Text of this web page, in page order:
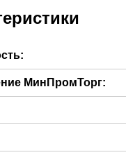
МинПромТорг: